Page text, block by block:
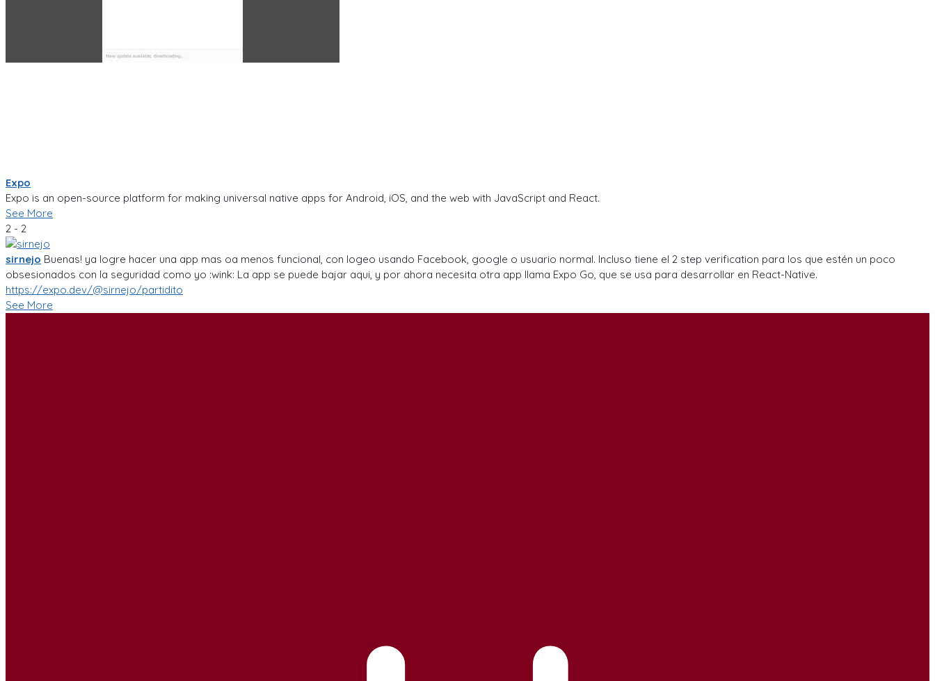
Expo
Expo is an open-source platform for making universal native apps for Android, iOS, and the web with JavaScript and React.
See More
2 - 2
sirnejo Buenas! ya logre hacer una app mas oa menos funcional, con logeo usando Facebook, google o usuario normal. Incluso tiene el 2 step verification para los que estén un poco
obsesionados con la seguridad como yo :wink: La app se puede bajar aqui, y por ahora necesita otra app llama Expo Go, que se usa para desarrollar en React-Native.
https://expo.dev/@sirnejo/partidito
See More